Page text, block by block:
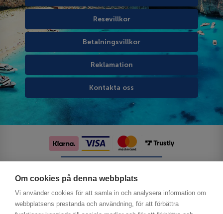
Om cookies på denna webbplats
Vi använder cookies för att samla in och analysera information om
webbplatsens prestanda och användning, för att förbättra
Resevillkor
Betalningsvillkor
Reklamation
Kontakta oss
Följ oss på sociala medier